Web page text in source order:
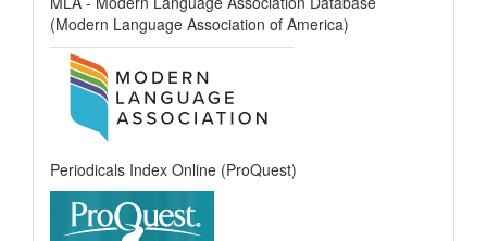
(Modern Language Association of America)
Periodicals Index Online (ProQuest)